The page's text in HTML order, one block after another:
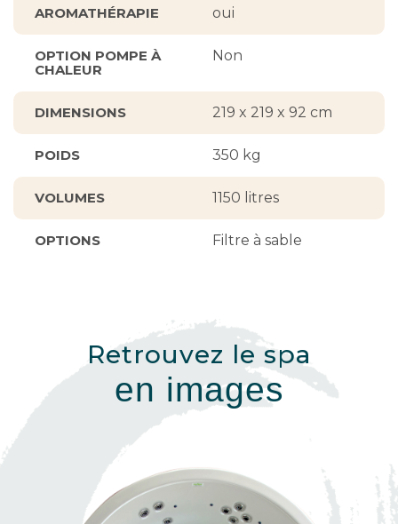
AROMATHÉRAPIE oui
OPTION POMPE À
CHALEUR
Non
DIMENSIONS 219 x 219 x 92 cm
POIDS 350 kg
VOLUMES 1150 litres
OPTIONS Filtre à sable
Retrouvez le spa
en images